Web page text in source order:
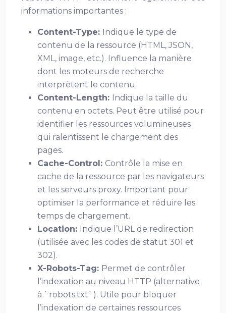
informations importantes :
Content-Type: Indique le type de
contenu de la ressource (HTML, JSON,
XML, image, etc.). Influence la manière
dont les moteurs de recherche
interprètent le contenu.
Content-Length: Indique la taille du
contenu en octets. Peut être utilisé pour
identifier les ressources volumineuses
qui ralentissent le chargement des
pages.
Cache-Control: Contrôle la mise en
cache de la ressource par les navigateurs
et les serveurs proxy. Important pour
optimiser la performance et réduire les
temps de chargement.
Location: Indique l’URL de redirection
(utilisée avec les codes de statut 301 et
302).
X-Robots-Tag: Permet de contrôler
l’indexation au niveau HTTP (alternative
à `robots.txt`). Utile pour bloquer
l’indexation de certaines ressources